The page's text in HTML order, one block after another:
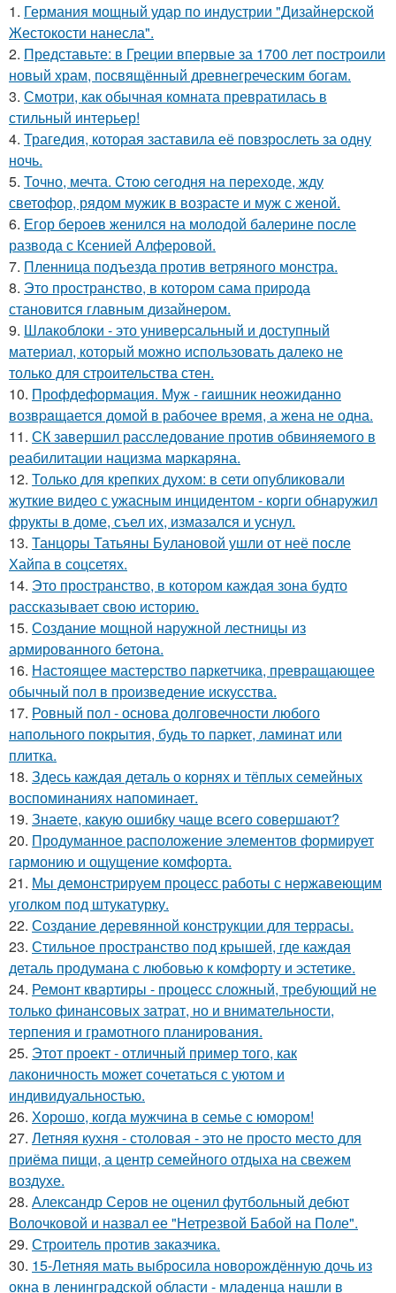
1. Германия мощный удар по индустрии "Дизайнерской
Жестокости нанесла".
2. Представьте: в Греции впервые за 1700 лет построили
новый храм, посвящённый древнегреческим богам.
3. Смотри, как обычная комната превратилась в
стильный интерьер!
4. Трагедия, которая заставила её повзрослеть за одну
ночь.
5. Точно, мечта. Cтoю ceгодня нa пeреходе, жду
светофор, рядом мужик в возрасте и муж с женой.
6. Егор бероев женился на молодой балерине после
развода с Ксенией Алферовой.
7. Пленница подъезда против ветряного монстра.
8. Это пространство, в котором сама природа
становится главным дизайнером.
9. Шлакоблоки - это универсальный и доступный
материал, который можно использовать далеко не
только для строительства стен.
10. Профдеформация. Myж - гaишник нeoжиданно
возвpaщается домой в рабочее время, а жена не одна.
11. СК завершил расследование против обвиняемого в
реабилитации нацизма маркаряна.
12. Только для крепких духом: в сети опубликовали
жуткие видео с ужасным инцидентом - корги обнаружил
фрукты в доме, съел их, измазался и уснул.
13. Танцоры Татьяны Булановой ушли от неё после
Хайпа в соцсетях.
14. Это пространство, в котором каждая зона будто
рассказывает свою историю.
15. Создание мощной наружной лестницы из
армированного бетона.
16. Настоящее мастерство паркетчика, превращающее
обычный пол в произведение искусства.
17. Ровный пол - основа долговечности любого
напольного покрытия, будь то паркет, ламинат или
плитка.
18. Здесь каждая деталь о корнях и тёплых семейных
воспоминаниях напоминает.
19. Знаете, какую ошибку чаще всего совершают?
20. Продуманное расположение элементов формирует
гармонию и ощущение комфорта.
21. Мы демонстрируем процесс работы с нержавеющим
уголком под штукатурку.
22. Создание деревянной конструкции для террасы.
23. Стильное пространство под крышей, где каждая
деталь продумана с любовью к комфорту и эстетике.
24. Ремонт квартиры - процесс сложный, требующий не
только финансовых затрат, но и внимательности,
терпения и грамотного планирования.
25. Этот проект - отличный пример того, как
лаконичность может сочетаться с уютом и
индивидуальностью.
26. Хорошо, когда мужчина в семье с юмором!
27. Летняя кухня - столовая - это не просто место для
приёма пищи, а центр семейного отдыха на свежем
воздухе.
28. Александр Серов не оценил футбольный дебют
Волочковой и назвал ее "Нетрезвой Бабой на Поле".
29. Строитель против заказчика.
30. 15-Летняя мать выбросила новорождённую дочь из
окна в ленинградской области - младенца нашли в